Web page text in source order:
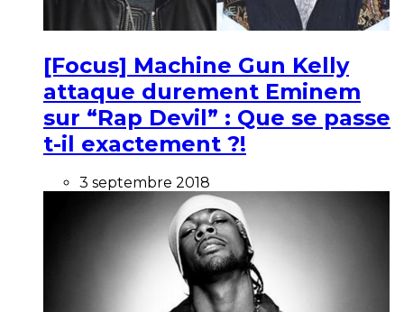
[Focus] Machine Gun Kelly
attaque durement Eminem
sur “Rap Devil” : Que se passe
t-il exactement ?!
3 septembre 2018